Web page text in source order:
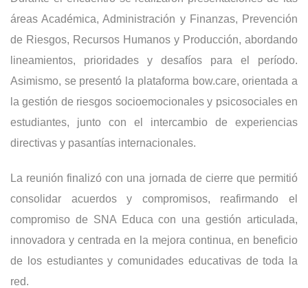
áreas Académica, Administración y Finanzas, Prevención
de Riesgos, Recursos Humanos y Producción, abordando
lineamientos, prioridades y desafíos para el período.
Asimismo, se presentó la plataforma bow.care, orientada a
la gestión de riesgos socioemocionales y psicosociales en
estudiantes, junto con el intercambio de experiencias
directivas y pasantías internacionales.
La reunión finalizó con una jornada de cierre que permitió
consolidar acuerdos y compromisos, reafirmando el
compromiso de SNA Educa con una gestión articulada,
innovadora y centrada en la mejora continua, en beneficio
de los estudiantes y comunidades educativas de toda la
red.